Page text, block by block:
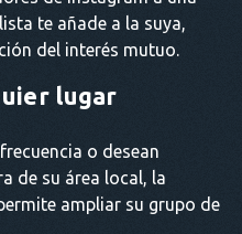
te añade a la suya,
del interés mutuo.
lugar
o desean
de su área local, la
ampliar su grupo de